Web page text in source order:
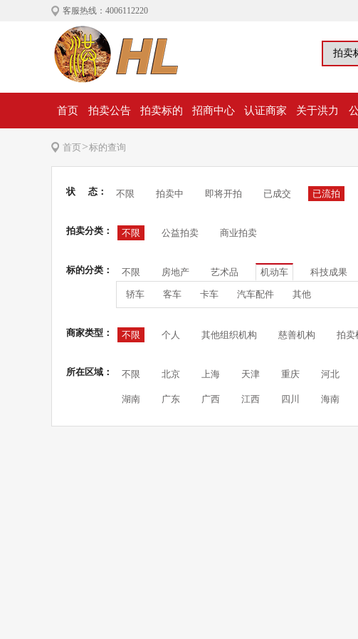
客服热线：4006112220
首页 拍卖公告 拍卖标的 招商中心 认证商家 关于洪力
首页>标的查询
状 态： 不限 拍卖中 即将开拍 已成交 已流拍
拍卖分类： 不限 公益拍卖 商业拍卖
标的分类： 不限 房地产 艺术品 机动车 科技成果
轿车 客车 卡车 汽车配件 其他
商家类型： 不限 个人 其他组织机构 慈善机构 拍卖
所在区域： 不限 北京 上海 天津 重庆 河北
湖南 广东 广西 江西 四川 海南